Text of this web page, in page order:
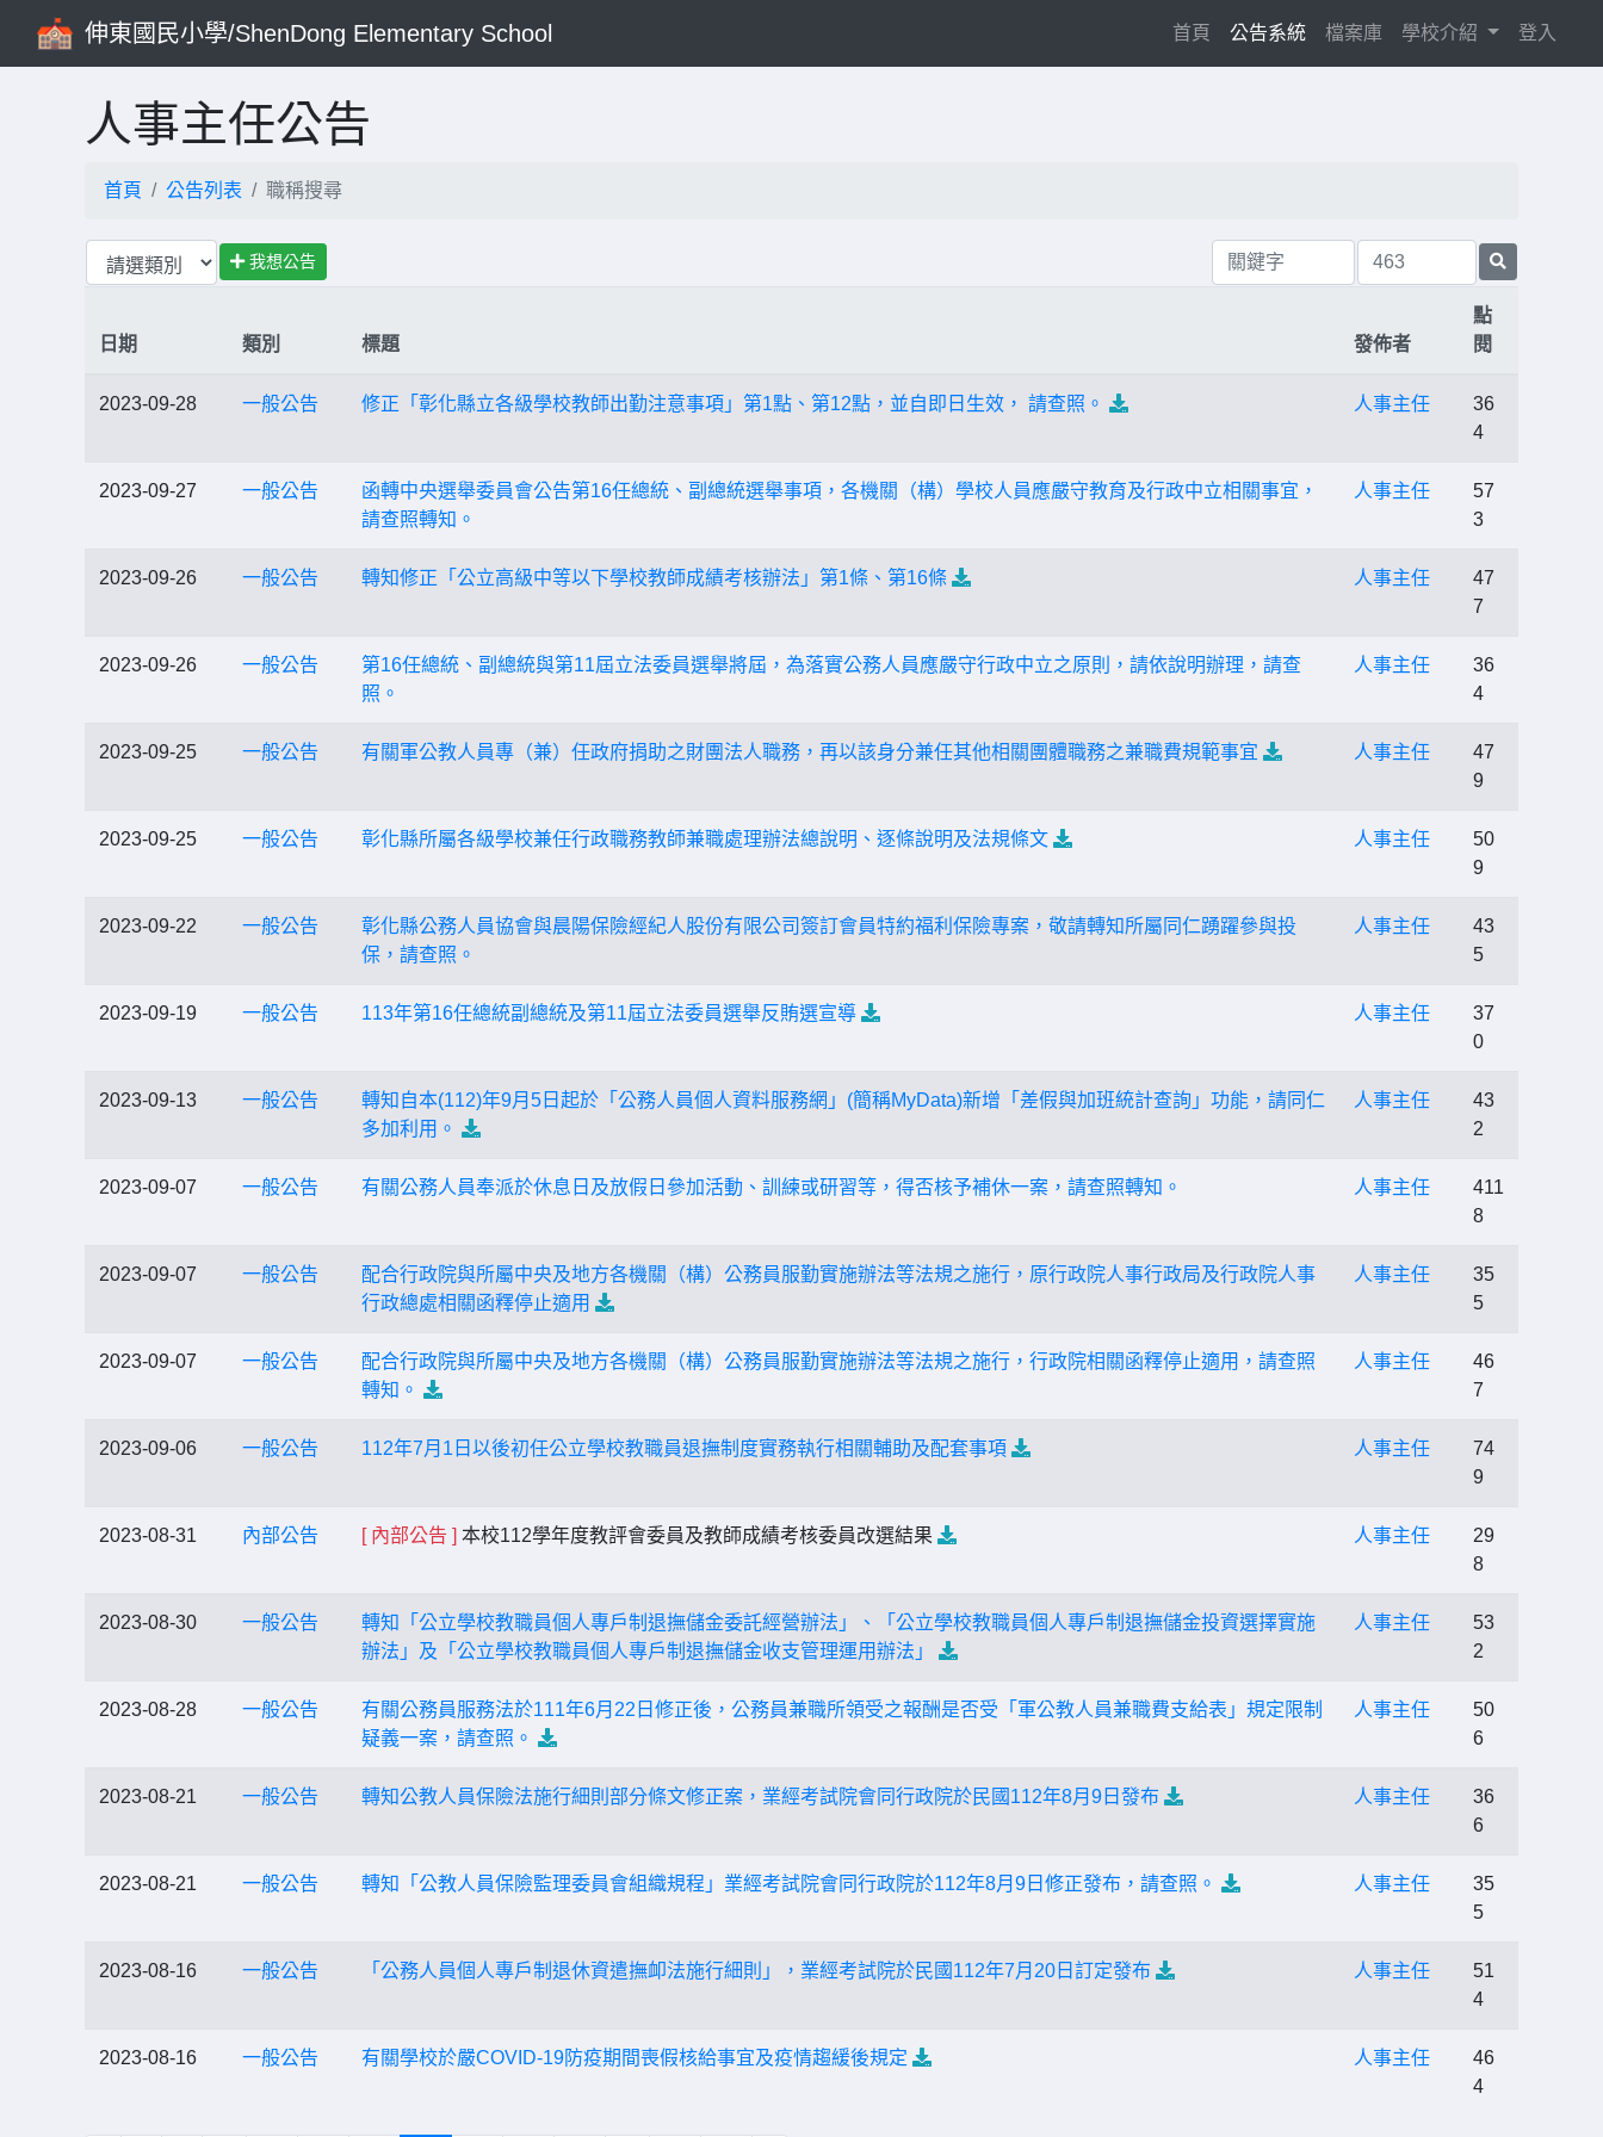
伸東國民小學/ShenDong Elementary School 首頁 (current)
公告系統 檔案庫 學校介紹 登入
人事主任公告
首頁 公告列表 職稱搜尋
我想公告
日期 類別 標題 發佈者
點
閱
2023-09-28 一般公告 修正「彰化縣立各級學校教師出勤注意事項」第1點、第12點，並自即日生效， 請查照。 人事主任
36
4
2023-09-27 一般公告
函轉中央選舉委員會公告第16任總統、副總統選舉事項，各機關（構）學校人員應嚴守教育及行政中立相關事宜，
請查照轉知。
人事主任
57
3
2023-09-26 一般公告 轉知修正「公立高級中等以下學校教師成績考核辦法」第1條、第16條 人事主任
47
7
2023-09-26 一般公告
第16任總統、副總統與第11屆立法委員選舉將屆，為落實公務人員應嚴守行政中立之原則，請依說明辦理，請查
照。
人事主任
36
4
2023-09-25 一般公告 有關軍公教人員專（兼）任政府捐助之財團法人職務，再以該身分兼任其他相關團體職務之兼職費規範事宜 人事主任
47
9
2023-09-25 一般公告 彰化縣所屬各級學校兼任行政職務教師兼職處理辦法總說明、逐條說明及法規條文 人事主任
50
9
2023-09-22 一般公告
彰化縣公務人員協會與晨陽保險經紀人股份有限公司簽訂會員特約福利保險專案，敬請轉知所屬同仁踴躍參與投
保，請查照。
人事主任
43
5
2023-09-19 一般公告 113年第16任總統副總統及第11屆立法委員選舉反賄選宣導 人事主任
37
0
2023-09-13 一般公告
轉知自本(112)年9月5日起於「公務人員個人資料服務網」(簡稱MyData)新增「差假與加班統計查詢」功能，請同仁
多加利用。
人事主任
43
2
2023-09-07 一般公告 有關公務人員奉派於休息日及放假日參加活動、訓練或研習等，得否核予補休一案，請查照轉知。 人事主任
411
8
2023-09-07 一般公告
配合行政院與所屬中央及地方各機關（構）公務員服勤實施辦法等法規之施行，原行政院人事行政局及行政院人事
行政總處相關函釋停止適用
人事主任
35
5
2023-09-07 一般公告
配合行政院與所屬中央及地方各機關（構）公務員服勤實施辦法等法規之施行，行政院相關函釋停止適用，請查照
轉知。
人事主任
46
7
2023-09-06 一般公告 112年7月1日以後初任公立學校教職員退撫制度實務執行相關輔助及配套事項 人事主任
74
9
2023-08-31 內部公告 [ 內部公告 ] 本校112學年度教評會委員及教師成績考核委員改選結果 人事主任
29
8
2023-08-30 一般公告
轉知「公立學校教職員個人專戶制退撫儲金委託經營辦法」、「公立學校教職員個人專戶制退撫儲金投資選擇實施
辦法」及「公立學校教職員個人專戶制退撫儲金收支管理運用辦法」
人事主任
53
2
2023-08-28 一般公告
有關公務員服務法於111年6月22日修正後，公務員兼職所領受之報酬是否受「軍公教人員兼職費支給表」規定限制
疑義一案，請查照。
人事主任
50
6
2023-08-21 一般公告 轉知公教人員保險法施行細則部分條文修正案，業經考試院會同行政院於民國112年8月9日發布 人事主任
36
6
2023-08-21 一般公告 轉知「公教人員保險監理委員會組織規程」業經考試院會同行政院於112年8月9日修正發布，請查照。 人事主任
35
5
2023-08-16 一般公告 「公務人員個人專戶制退休資遣撫卹法施行細則」，業經考試院於民國112年7月20日訂定發布 人事主任
51
4
2023-08-16 一般公告 有關學校於嚴COVID-19防疫期間喪假核給事宜及疫情趨緩後規定 人事主任
46
4